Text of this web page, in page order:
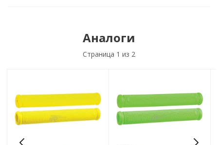
Аналоги
Страница 1 из 2